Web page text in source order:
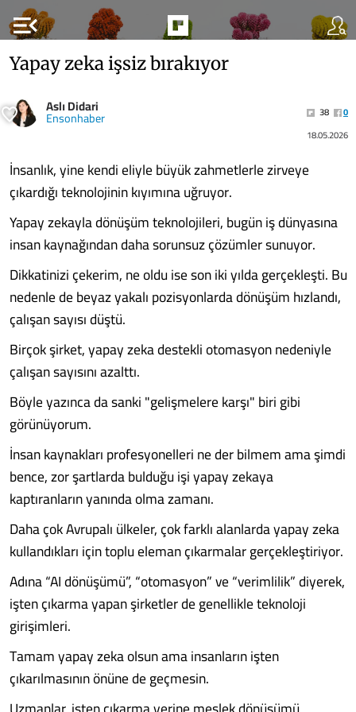
menu_open
Yapay zeka işsiz bırakıyor
Aslı Didari
Ensonhaber 38
0
18.05.2026
İnsanlık, yine kendi eliyle büyük zahmetlerle zirveye
çıkardığı teknolojinin kıyımına uğruyor.
Yapay zekayla dönüşüm teknolojileri, bugün iş dünyasına
insan kaynağından daha sorunsuz çözümler sunuyor.
Dikkatinizi çekerim, ne oldu ise son iki yılda gerçekleşti. Bu
nedenle de beyaz yakalı pozisyonlarda dönüşüm hızlandı,
çalışan sayısı düştü.
Birçok şirket, yapay zeka destekli otomasyon nedeniyle
çalışan sayısını azalttı.
Böyle yazınca da sanki "gelişmelere karşı" biri gibi
görünüyorum.
İnsan kaynakları profesyonelleri ne der bilmem ama şimdi
bence, zor şartlarda bulduğu işi yapay zekaya
kaptıranların yanında olma zamanı.
Daha çok Avrupalı ülkeler, çok farklı alanlarda yapay zeka
kullandıkları için toplu eleman çıkarmalar gerçekleştiriyor.
Adına “AI dönüşümü”, “otomasyon” ve “verimlilik” diyerek,
işten çıkarma yapan şirketler de genellikle teknoloji
girişimleri.
Tamam yapay zeka olsun ama insanların işten
çıkarılmasının önüne de geçmesin.